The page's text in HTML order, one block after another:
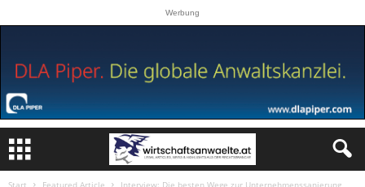
Werbung
Start Featured Article Interview: Die besten Wege zur Unternehmenssanierung